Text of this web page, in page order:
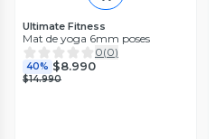
Ultimate Fitness
Mat de yoga 6mm poses
0(0)
40% $8.990
$14.990